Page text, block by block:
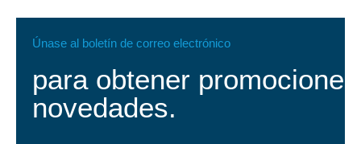
Únase al boletín de correo electrónico
para obtener
novedades.